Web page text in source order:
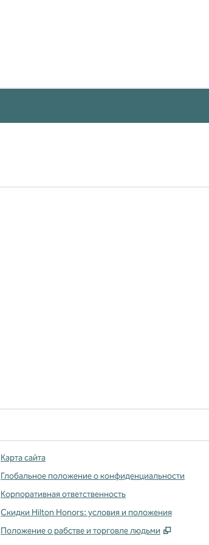
Карта сайта
Глобальное положение о конфиденциальности
Корпоративная ответственность
Скидки Hilton Honors: условия и положения
Положение о рабстве и торговле людьми
,